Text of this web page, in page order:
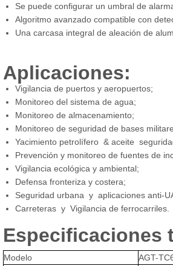
Se puede configurar un umbral de
Algoritmo avanzado compatible con
Una carcasa integral de aleación de
Aplicaciones:
Vigilancia de puertos y aeropuertos;
Monitoreo del sistema de agua;
Monitoreo de almacenamiento;
Monitoreo de seguridad de bases
Yacimiento petrolífero & aceite
Prevención y monitoreo de fuentes de
Vigilancia ecológica y ambiental;
Defensa fronteriza y costera;
Seguridad urbana y aplicaciones anti-
Carreteras y Vigilancia de ferrocarriles.
Especificaciones
Modelo
AGT-